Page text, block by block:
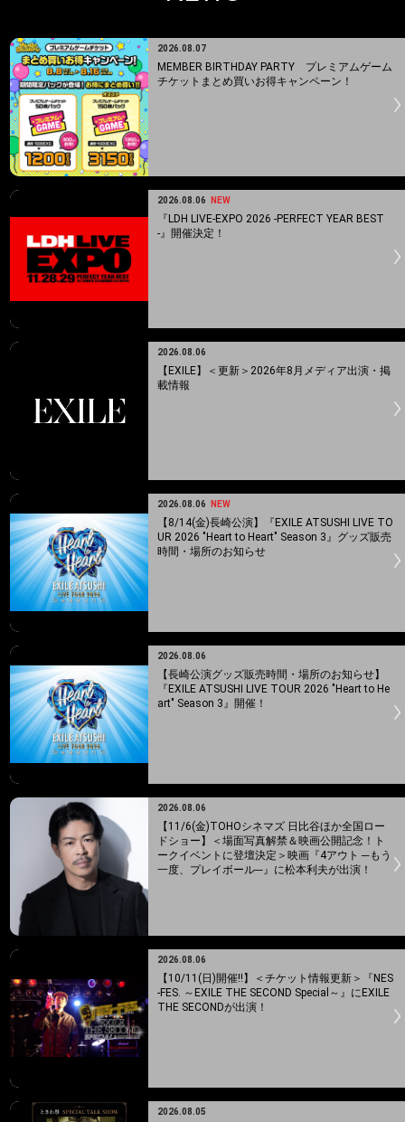
2026.08.07
MEMBER BIRTHDAY PARTY プレミアムゲーム
チケットまとめ買いお得キャンペーン！
2026.08.06 NEW
『LDH LIVE-EXPO 2026 -PERFECT YEAR BEST
-』開催決定！
2026.08.06
【EXILE】＜更新＞2026年8月メディア出演・掲
載情報
2026.08.06 NEW
【8/14(金)長崎公演】『EXILE ATSUSHI LIVE TO
UR 2026 "Heart to Heart" Season 3』グッズ販売
時間・場所のお知らせ
2026.08.06
【長崎公演グッズ販売時間・場所のお知らせ】
『EXILE ATSUSHI LIVE TOUR 2026 "Heart to He
art" Season 3』開催！
2026.08.06
【11/6(金)TOHOシネマズ 日比谷ほか全国ロー
ドショー】＜場面写真解禁＆映画公開記念！ト
ークイベントに登壇決定＞映画『4アウト ─もう
一度、プレイボール─』に松本利夫が出演！
2026.08.06
【10/11(日)開催!!】＜チケット情報更新＞『NES
-FES. ～EXILE THE SECOND Special～』にEXILE
THE SECONDが出演！
2026.08.05